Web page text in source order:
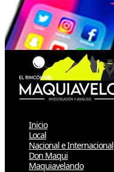
Inicio
Local
Nacional e Internacional
Don Maqui
Maquiavelando